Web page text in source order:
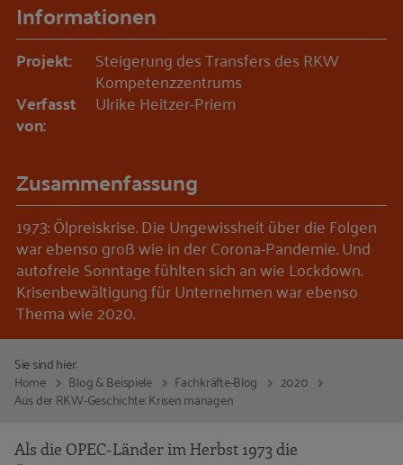
Informationen
Projekt: Steigerung des Transfers des RKW
Kompetenzzentrums
Verfasst
von:
Ulrike Heitzer-Priem
Zusammenfassung
1973: Ölpreiskrise. Die Ungewissheit über die Folgen
war ebenso groß wie in der Corona-Pandemie. Und
autofreie Sonntage fühlten sich an wie Lockdown.
Krisenbewältigung für Unternehmen war ebenso
Thema wie 2020.
Sie sind hier:
Home
Blog & Beispiele Fachkräfte-Blog
2020
Aus der RKW-Geschichte: Krisen managen
Als die OPEC-Länder im Herbst 1973 die